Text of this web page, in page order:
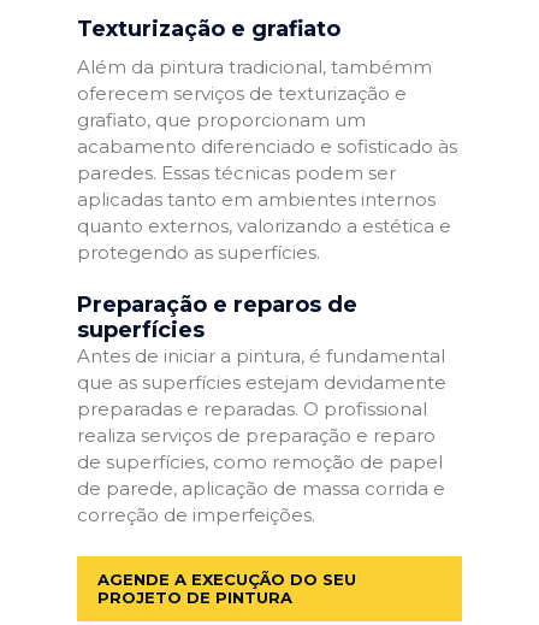
Texturização e grafiato
Além da pintura tradicional, tambémm
oferecem serviços de texturização e
grafiato, que proporcionam um
acabamento diferenciado e sofisticado às
paredes. Essas técnicas podem ser
aplicadas tanto em ambientes internos
quanto externos, valorizando a estética e
protegendo as superfícies.
Preparação e reparos de
superfícies
Antes de iniciar a pintura, é fundamental
que as superfícies estejam devidamente
preparadas e reparadas. O profissional
realiza serviços de preparação e reparo
de superfícies, como remoção de papel
de parede, aplicação de massa corrida e
correção de imperfeições.
AGENDE A EXECUÇÃO DO SEU
PROJETO DE PINTURA